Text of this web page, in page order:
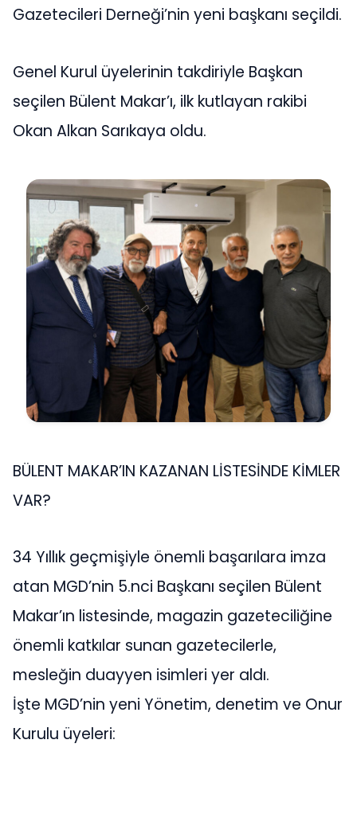
Gazetecileri Derneği’nin yeni başkanı seçildi.
Genel Kurul üyelerinin takdiriyle Başkan
seçilen Bülent Makar’ı, ilk kutlayan rakibi
Okan Alkan Sarıkaya oldu.
BÜLENT MAKAR’IN KAZANAN LİSTESİNDE KİMLER
VAR?
34 Yıllık geçmişiyle önemli başarılara imza
atan MGD’nin 5.nci Başkanı seçilen Bülent
Makar’ın listesinde, magazin gazeteciliğine
önemli katkılar sunan gazetecilerle,
mesleğin duayyen isimleri yer aldı.
İşte MGD’nin yeni Yönetim, denetim ve Onur
Kurulu üyeleri: